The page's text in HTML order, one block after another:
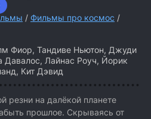
/ Фильмы про космос /
Фиор, Тандиве Ньютон, Джуди
Давалос, Лайнас Роуч, Йорик
Кит Дэвид
резни на далёкой планете
прошлое. Скрываясь от